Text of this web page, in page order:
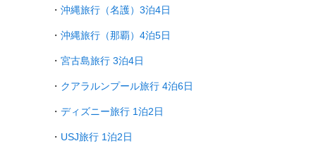
・ 沖縄旅行（名護）3泊4日
・ 沖縄旅行（那覇）4泊5日
・ 宮古島旅行 3泊4日
・ クアラルンプール旅行 4泊6日
・ ディズニー旅行 1泊2日
・ USJ旅行 1泊2日